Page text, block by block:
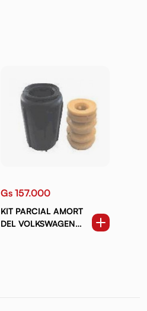
Gs 157.000
KIT PARCIAL AMORT
DEL VOLKSWAGEN